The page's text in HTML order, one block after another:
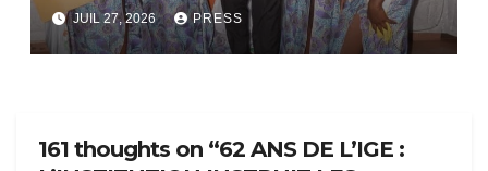
bientôt lance.
JUIL 27, 2026 PRESS
161 thoughts on “62 ANS DE L’IGE :